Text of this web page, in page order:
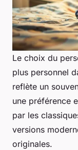
Le choix du
plus personnel
reflète un
une préférence
par les
versions
originales.